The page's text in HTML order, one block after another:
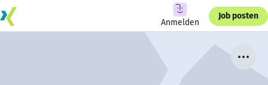
Anmelden
Job posten